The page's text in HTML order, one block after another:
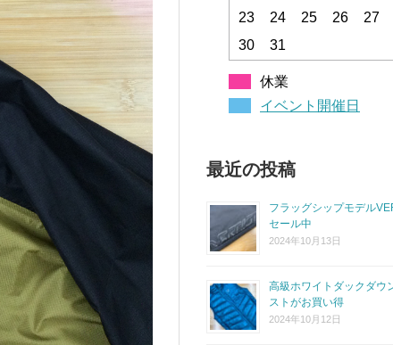
23 24 25 26 27
30
31
休業
イベント開催日
最近の投稿
フラッグシップモデル
セール中
2024年10月13日
高級ホワイトダックダウ
ストがお買い得
2024年10月12日